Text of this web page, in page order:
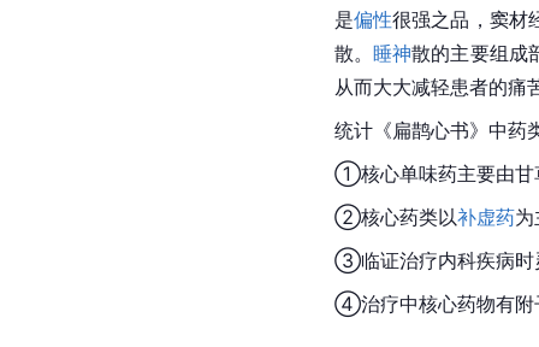
是偏性很强之品，窦材
散。睡神散的主要组成
从而大大减轻患者的痛
统计《扁鹊心书》中药
①核心单味药主要由甘
②核心药类以补虚药
③临证治疗内科疾病时
④治疗中核心药物有附